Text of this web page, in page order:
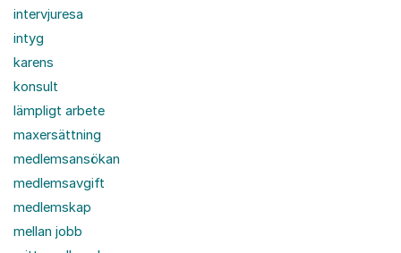
intervjuresa
intyg
karens
konsult
lämpligt arbete
maxersättning
medlemsansökan
medlemsavgift
medlemskap
mellan jobb